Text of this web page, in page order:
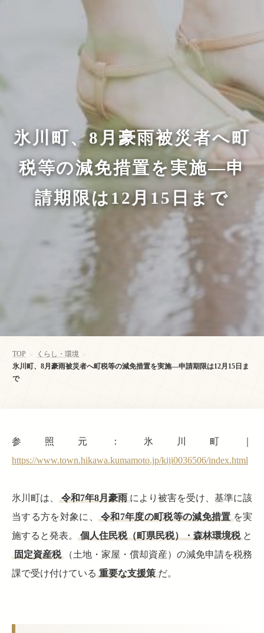
氷川町、8月豪雨被災者へ町
税等の減免措置を実施—申
請期限は12月15日まで
TOP > くらし・環境 >
氷川町、8月豪雨被災者へ町税等の減免措置を実施—申請期限は12月15日ま
で
参照元：氷川町｜
https://www.town.hikawa.kumamoto.jp/kiji0036506/index.html
氷川町は、 令和7年8月豪雨 により被害を受け、基準に該
当する方を対象に、
令和7年度の町税等の減免措置 を実
施すると発表。
個人住民税（町県民税）・森林環境税 と
固定資産税
（土地・家屋・償却資産）の減免申請を税務
課で受け付けている 重要な支援策 だ。